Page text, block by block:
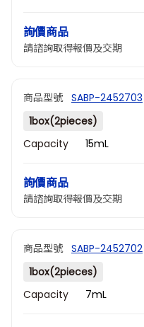
詢價商品
請諮詢取得報價及交期
商品型號 SABP-2452703
1box(2pieces)
Capacity
15mL
詢價商品
請諮詢取得報價及交期
商品型號 SABP-2452702
1box(2pieces)
Capacity
7mL